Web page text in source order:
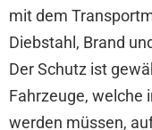
mit dem
Diebstahl, Brand
Der Schutz ist
Fahrzeuge, welche
werden müssen,